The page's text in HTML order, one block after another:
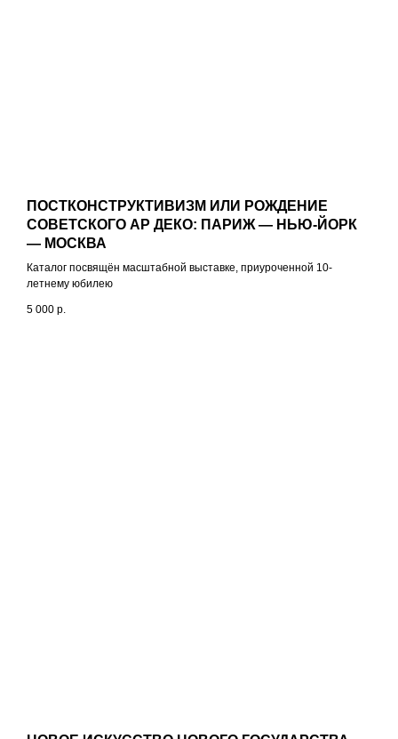
ПОСТКОНСТРУКТИВИЗМ ИЛИ РОЖДЕНИЕ
СОВЕТСКОГО АР ДЕКО: ПАРИЖ — НЬЮ-ЙОРК
— МОСКВА
Каталог посвящён масштабной выставке, приуроченной 10-
летнему юбилею
5 000 р.